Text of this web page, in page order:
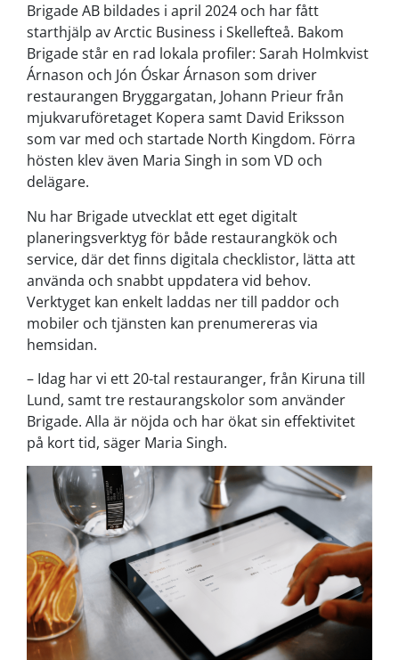
Brigade AB bildades i april 2024 och har fått
starthjälp av Arctic Business i Skellefteå. Bakom
Brigade står en rad lokala profiler: Sarah Holmkvist
Árnason och Jón Óskar Árnason som driver
restaurangen Bryggargatan, Johann Prieur från
mjukvaruföretaget Kopera samt David Eriksson
som var med och startade North Kingdom. Förra
hösten klev även Maria Singh in som VD och
delägare.
Nu har Brigade utvecklat ett eget digitalt
planeringsverktyg för både restaurangkök och
service, där det finns digitala checklistor, lätta att
använda och snabbt uppdatera vid behov.
Verktyget kan enkelt laddas ner till paddor och
mobiler och tjänsten kan prenumereras via
hemsidan.
– Idag har vi ett 20-tal restauranger, från Kiruna till
Lund, samt tre restaurangskolor som använder
Brigade. Alla är nöjda och har ökat sin effektivitet
på kort tid, säger Maria Singh.